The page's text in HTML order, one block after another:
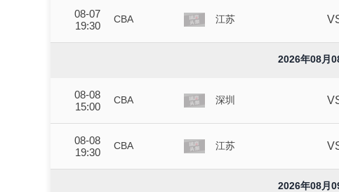
08-07
19:30
CBA 江苏
2026年08月
08-08
15:00
CBA 深圳
08-08
19:30
CBA 江苏
2026年08月